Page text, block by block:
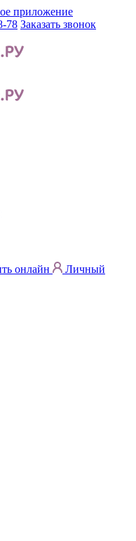
приложение
78 Заказать звонок
онлайн
Личный